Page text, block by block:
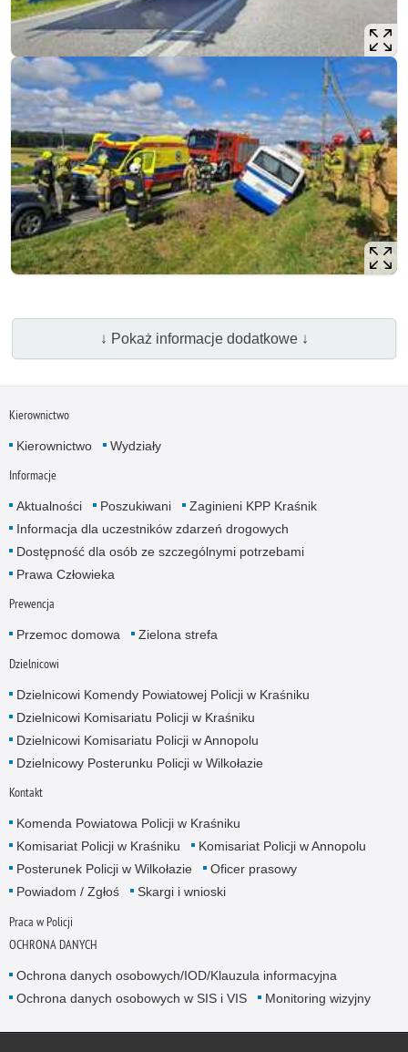
↓ Pokaż informacje dodatkowe ↓
Kierownictwo
Kierownictwo Wydziały
Informacje
Aktualności Poszukiwani
Zaginieni KPP Kraśnik
Informacja dla uczestników zdarzeń drogowych
Dostępność dla osób ze szczególnymi potrzebami
Prawa Człowieka
Prewencja
Przemoc domowa Zielona strefa
Dzielnicowi
Dzielnicowi Komendy Powiatowej Policji w Kraśniku
Dzielnicowi Komisariatu Policji w Kraśniku
Dzielnicowi Komisariatu Policji w Annopolu
Dzielnicowy Posterunku Policji w Wilkołazie
Kontakt
Komenda Powiatowa Policji w Kraśniku
Komisariat Policji w Kraśniku
Komisariat Policji w Annopolu
Posterunek Policji w Wilkołazie
Oficer prasowy
Powiadom / Zgłoś
Skargi i wnioski
Praca w Policji
OCHRONA DANYCH
Ochrona danych osobowych/IOD/Klauzula informacyjna
Ochrona danych osobowych w SIS i VIS
Monitoring wizyjny